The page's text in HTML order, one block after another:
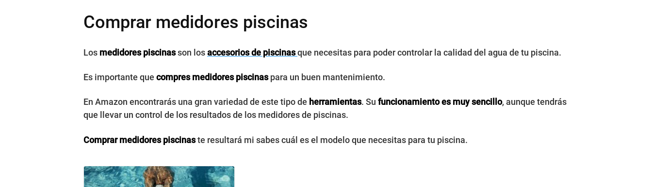
Comprar medidores piscinas
Los medidores piscinasson losaccesorios de piscinasque necesitas para poder controlar la calidad del agua de tu piscina.
Es importante que compres medidores piscinaspara un buen mantenimiento.
En Amazon encontrarás una gran variedad de este tipo de herramientas. Su funcionamiento es muy sencillo, aunque tendrás
que llevar un control de los resultados de los medidores de piscinas.
Comprar medidores piscinaste resultará mi sabes cuál es el modelo que necesitas para tu piscina.